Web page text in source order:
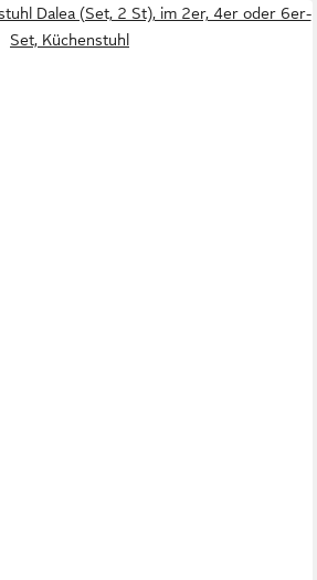
Dalea (Set, 2 St), im 2er, 4er oder 6er-
Set, Küchenstuhl